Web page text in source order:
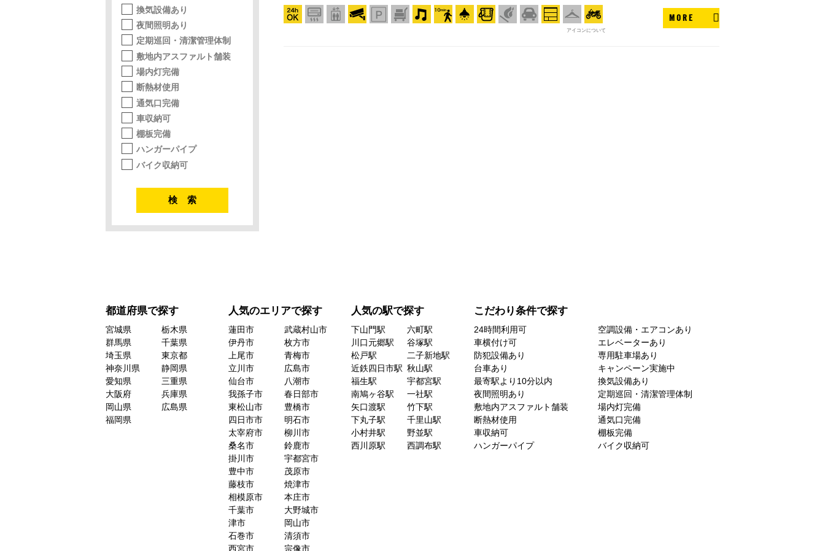
アイコンについて
MORE
換気設備あり
夜間照明あり
定期巡回・清潔管理体制
敷地内アスファルト舗装
場内灯完備
断熱材使用
通気口完備
車収納可
棚板完備
ハンガーパイプ
バイク収納可
都道府県で探す
宮城県
栃木県
群馬県
千葉県
埼玉県
東京都
神奈川県
静岡県
愛知県
三重県
大阪府
兵庫県
岡山県
広島県
福岡県
人気のエリアで探す
蓮田市
武蔵村山市
伊丹市
枚方市
上尾市
青梅市
立川市
広島市
仙台市
八潮市
我孫子市
春日部市
東松山市
豊橋市
四日市市
明石市
太宰府市
柳川市
桑名市
鈴鹿市
掛川市
宇都宮市
豊中市
茂原市
藤枝市
焼津市
相模原市
本庄市
千葉市
大野城市
津市
岡山市
石巻市
清須市
西宮市
宗像市
人気の駅で探す
下山門駅
六町駅
川口元郷駅
谷塚駅
松戸駅
二子新地駅
近鉄四日市駅 秋山駅
福生駅
宇都宮駅
南鳩ヶ谷駅
一社駅
矢口渡駅
竹下駅
下丸子駅
千里山駅
小村井駅
野並駅
西川原駅
西調布駅
こだわり条件で探す
24時間利用可
空調設備・エアコンあり
車横付け可
エレベーターあり
防犯設備あり
専用駐車場あり
台車あり
キャンペーン実施中
最寄駅より10分以内
換気設備あり
夜間照明あり
定期巡回・清潔管理体制
敷地内アスファルト舗装
場内灯完備
断熱材使用
通気口完備
車収納可
棚板完備
ハンガーパイプ
バイク収納可